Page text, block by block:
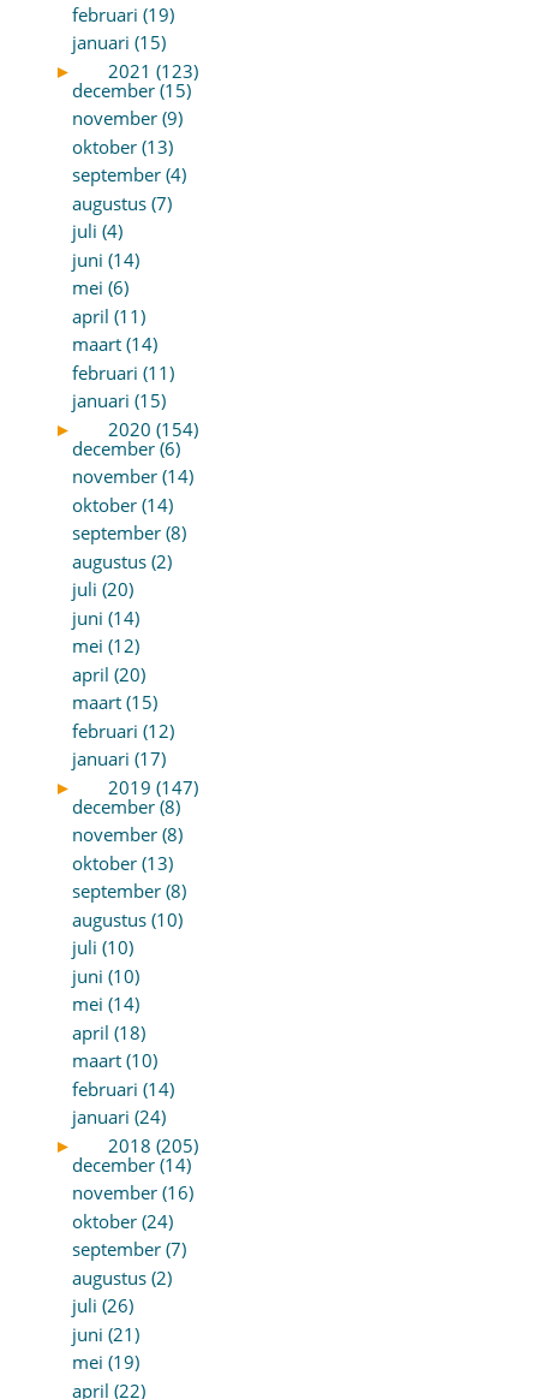
februari (19)
januari (15)
►
2021 (123)
december (15)
november (9)
oktober (13)
september (4)
augustus (7)
juli (4)
juni (14)
mei (6)
april (11)
maart (14)
februari (11)
januari (15)
►
2020 (154)
december (6)
november (14)
oktober (14)
september (8)
augustus (2)
juli (20)
juni (14)
mei (12)
april (20)
maart (15)
februari (12)
januari (17)
►
2019 (147)
december (8)
november (8)
oktober (13)
september (8)
augustus (10)
juli (10)
juni (10)
mei (14)
april (18)
maart (10)
februari (14)
januari (24)
►
2018 (205)
december (14)
november (16)
oktober (24)
september (7)
augustus (2)
juli (26)
juni (21)
mei (19)
april (22)